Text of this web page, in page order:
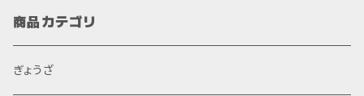
商品カテゴリ
ぎょうざ